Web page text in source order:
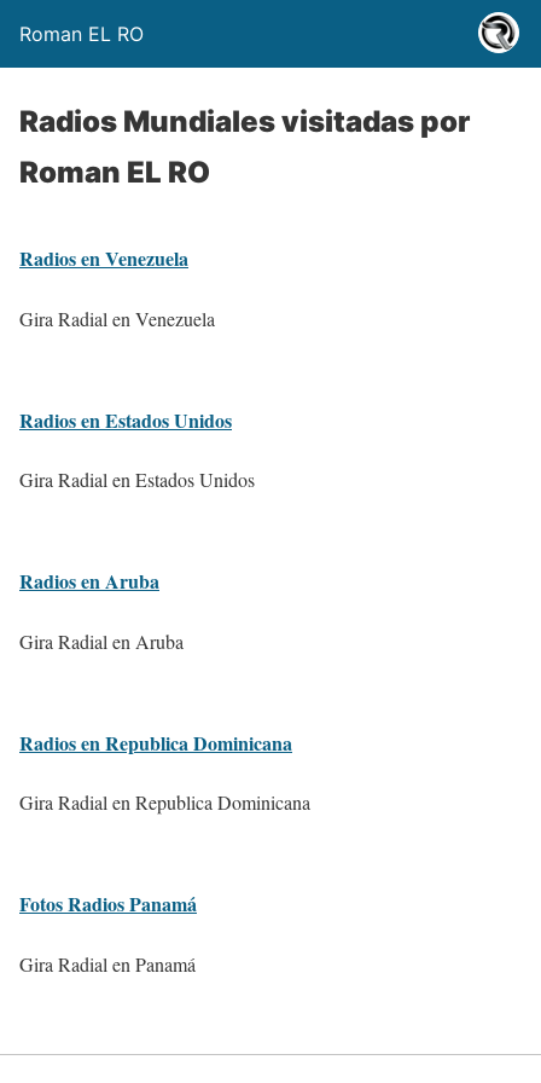
Roman EL RO
Radios Mundiales visitadas por
Roman EL RO
Radios en Venezuela
Gira Radial en Venezuela
Radios en Estados Unidos
Gira Radial en Estados Unidos
Radios en Aruba
Gira Radial en Aruba
Radios en Republica Dominicana
Gira Radial en Republica Dominicana
Fotos Radios Panamá
Gira Radial en Panamá